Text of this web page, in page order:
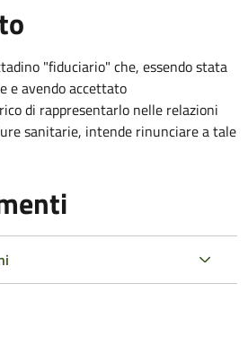
"fiduciario" che, essendo stata
e avendo accettato
di rappresentarlo nelle relazioni
sanitarie, intende rinunciare a tale